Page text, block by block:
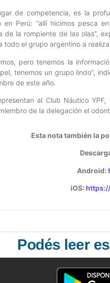
de competencia, es la
en Perú: “allí hicimos pesca
la rompiente de las olas”,
todo el grupo argentino a
pero tenemos la
tenemos un grupo lindo”,
de este año.
al Club Náutico
de la delegación el
Esta nota también la
Android:
iOS:
Podés leer